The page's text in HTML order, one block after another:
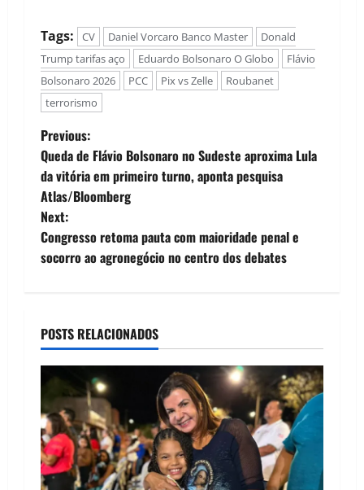
Tags: CV Daniel Vorcaro Banco Master
Donald
Trump tarifas aço
Eduardo Bolsonaro O Globo
Flávio
Bolsonaro 2026
PCC Pix vs Zelle
Roubanet
terrorismo
P
o
s
t
v
g
a
Previous:
Queda de Flávio Bolsonaro no Sudeste aproxima Lula
da vitória em primeiro turno, aponta pesquisa
Atlas/Bloomberg
Next:
Congresso retoma pauta com maioridade penal e
socorro ao agronegócio no centro dos debates
POSTS RELACIONADOS